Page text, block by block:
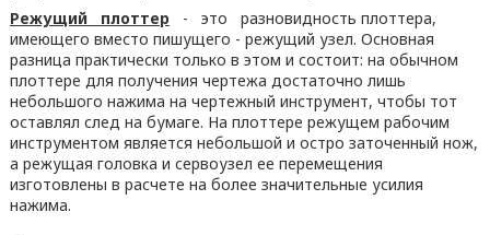
Режущий плоттер - это разновидность плоттера,
имеющего вместо пишущего - режущий узел. Основная
разница практически только в этом и состоит: на обычном
плоттере для получения чертежа достаточно лишь
небольшого нажима на чертежный инструмент, чтобы тот
оставлял след на бумаге. На плоттере режущем рабочим
инструментом является небольшой и остро заточенный нож,
а режущая головка и сервоузел ее перемещения
изготовлены в расчете на более значительные усилия
нажима.